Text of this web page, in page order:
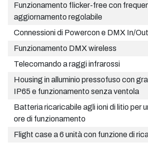
Funzionamento flicker-free con
aggiornamento regolabile
Connessioni di Powercon e DMX In/
Funzionamento DMX wireless
Telecomando a raggi infrarossi
Housing in alluminio pressofuso con
IP65 e funzionamento senza ventola
Batteria ricaricabile agli ioni di litio per
ore di funzionamento
Flight case a 6 unità con funzione di